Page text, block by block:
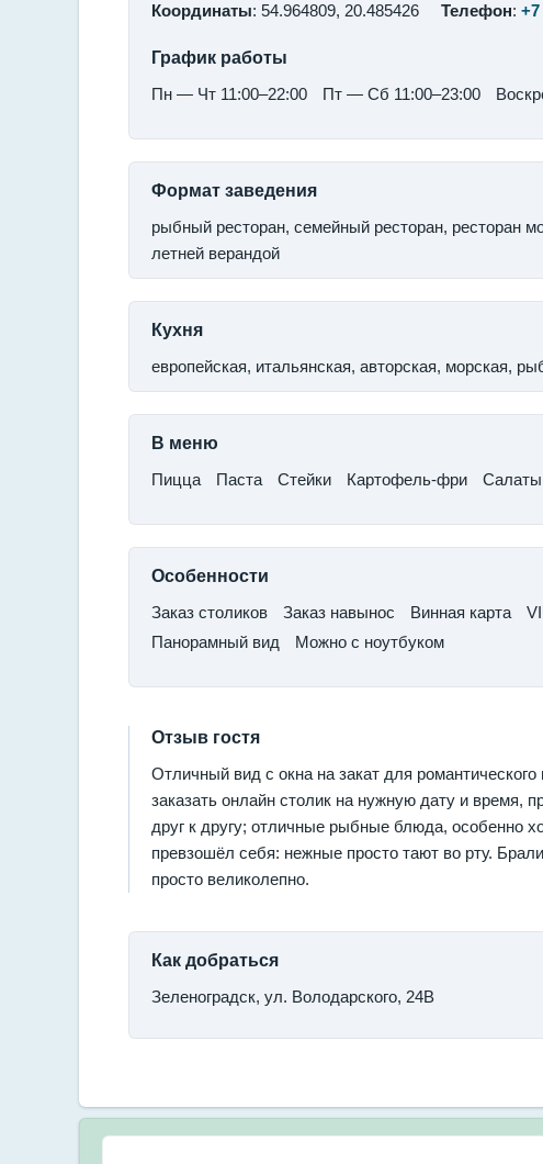
Координаты: 54.964809, 20.485426 Телефон: +7
График работы
Пн — Чт 11:00–22:00
Пт — Сб 11:00–23:00
Формат заведения
рыбный ресторан, семейный ресторан, ресторан
летней верандой
Кухня
европейская, итальянская, авторская, морская,
В меню
Пицца
​Паста​ Стейки​ Картофель-фри​ Салаты
Особенности
Заказ столиков
​Заказ навынос​ Винная карта
Панорамный вид​
Можно с ноутбуком
Отзыв гостя
Отличный вид с окна на закат для
заказать онлайн столик на нужную дату и время,
друг к другу; отличные рыбные блюда, особенно
превзошёл себя: нежные просто тают во рту.
просто великолепно.
Как добраться
Зеленоградск, ул. Володарского, 24В